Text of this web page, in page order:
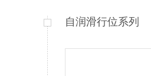
自润滑行位系列